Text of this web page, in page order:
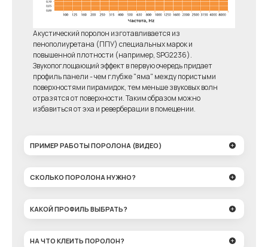
Акустический поролон изготавливается из
пенополиуретана (ППУ) специальных марок и
повышенной плотности (например, SPG2236).
Звукопоглощающий эффект в первую очередь придает
профиль панели - чем глубже "яма" между пористыми
поверхностями пирамидок, тем меньше звуковых волн
отразятся от поверхности. Таким образом можно
избавиться от эха и реверберации в помещении.
ПРИМЕР РАБОТЫ ПОРОЛОНА (ВИДЕО)
СКОЛЬКО ПОРОЛОНА НУЖНО?
КАКОЙ ПРОФИЛЬ ВЫБРАТЬ?
НА ЧТО КЛЕИТЬ ПОРОЛОН?